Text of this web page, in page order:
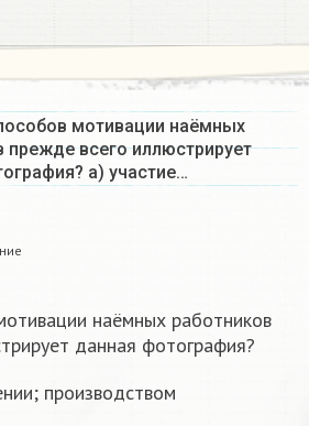
мотивации наёмных
прежде всего иллюстрирует
а) участие…
наёмных работников
данная фотография?
производством